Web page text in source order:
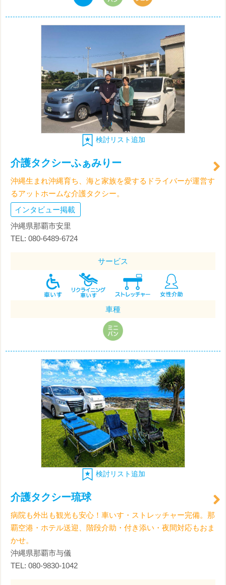
検討リスト追加
介護タクシーふぁみりー
沖縄生まれ沖縄育ち、海と家族を愛するドライバーが運営す
るアットホームな介護タクシー。
インタビュー掲載
沖縄県那覇市安里
TEL: 080-6489-6724
サービス
車種
検討リスト追加
介護タクシー琉球
病院も外出も観光も安心！車いす・ストレッチャー完備。那
覇空港・ホテル送迎、階段介助・付き添い・夜間対応もおま
かせ。
沖縄県那覇市与儀
TEL: 080-9830-1042